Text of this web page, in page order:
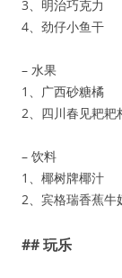
3、明治巧克力
4、劲仔小鱼干
– 水果
1、广西砂糖橘
2、四川春见耙耙
– 饮料
1、椰树牌椰汁
2、宾格瑞香蕉牛
## 玩乐